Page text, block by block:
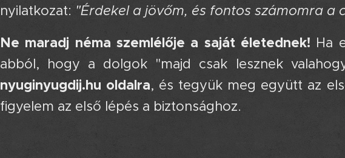
nyilatkozat: "Érdekel a jövőm, és fontos számomra a
Ne maradj néma szemlélője a saját életednek! Ha
abból, hogy a dolgok "majd csak lesznek
nyuginyugdij.hu oldalra, és tegyük meg együtt az
figyelem az első lépés a biztonsághoz. 👑💸🛡️